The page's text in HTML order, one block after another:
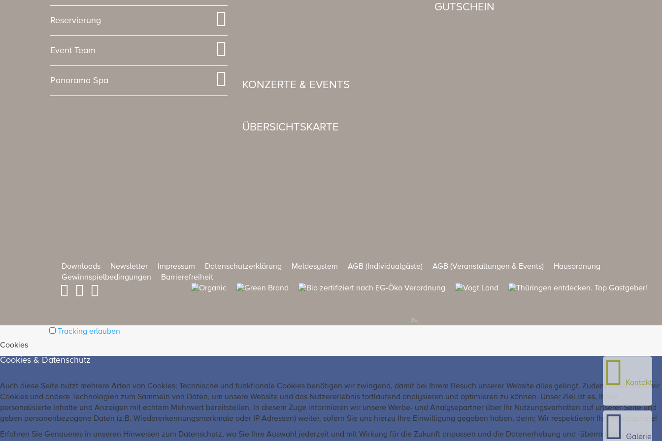
Reservierung
Event Team
Panorama Spa KONZERTE & EVENTS
ÜBERSICHTSKARTE
GUTSCHEIN
Downloads Newsletter Impressum Datenschutzerklärung Meldesystem AGB (Individualgäste) AGB (Veranstaltungen & Events)
Hausordnung
Gewinnspielbedingungen
Barrierefreiheit
Kontakt
Galerie
Tracking erlauben
Cookies
Cookies & Datenschutz
Auch diese Seite nutzt mehrere Arten von Cookies: Technische und funktionale Cookies benötigen wir zwingend, damit bei Ihrem Besuch unserer Website alles gelingt. Zudem verwenden wir
Cookies und andere Technologien zum Sammeln von Daten, um unsere Website und das Nutzererlebnis fortlaufend analysieren und optimieren zu können. Unser Ziel ist es, Ihnen
personalisierte Inhalte und Anzeigen mit echtem Mehrwert bereitstellen. In diesem Zuge informieren wir unsere Werbe- und Analysepartner über Ihr Nutzungsverhalten auf unserer Seite und
geben personenbezogene Daten (z.B. Wiedererkennungsmerkmale oder IP-Adressen) weiter, sofern Sie uns hierzu Ihre Einwilligung gegeben haben, denn: Wir respektieren Ihre Privatsphäre!
Erfahren Sie Genaueres in unseren Hinweisen zum Datenschutz, wo Sie Ihre Auswahl jederzeit und mit Wirkung für die Zukunft anpassen und die Datenerhebung und -übermittlung auch